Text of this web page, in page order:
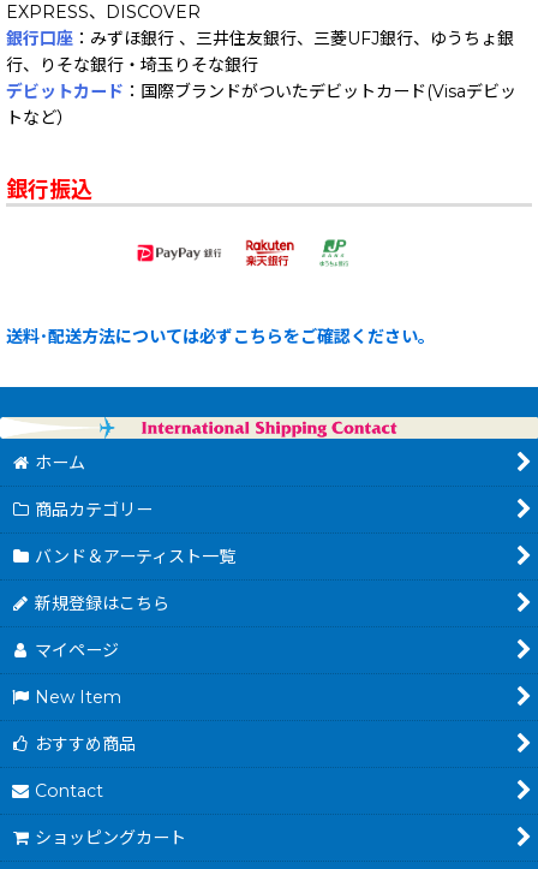
EXPRESS、DISCOVER
銀行口座 ：みずほ銀行 、三井住友銀行、三菱UFJ銀行、ゆうちょ銀
行、りそな銀行・埼玉りそな銀行
デビットカード ：国際ブランドがついたデビットカード(Visaデビッ
トなど）
銀行振込
送料･配送方法については必ずこちらをご確認ください。
ホーム
商品カテゴリー
バンド＆アーティスト一覧
新規登録はこちら
マイページ
New Item
おすすめ商品
Contact
ショッピングカート